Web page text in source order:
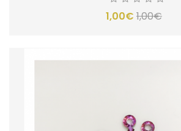
1,00€ 1,00€